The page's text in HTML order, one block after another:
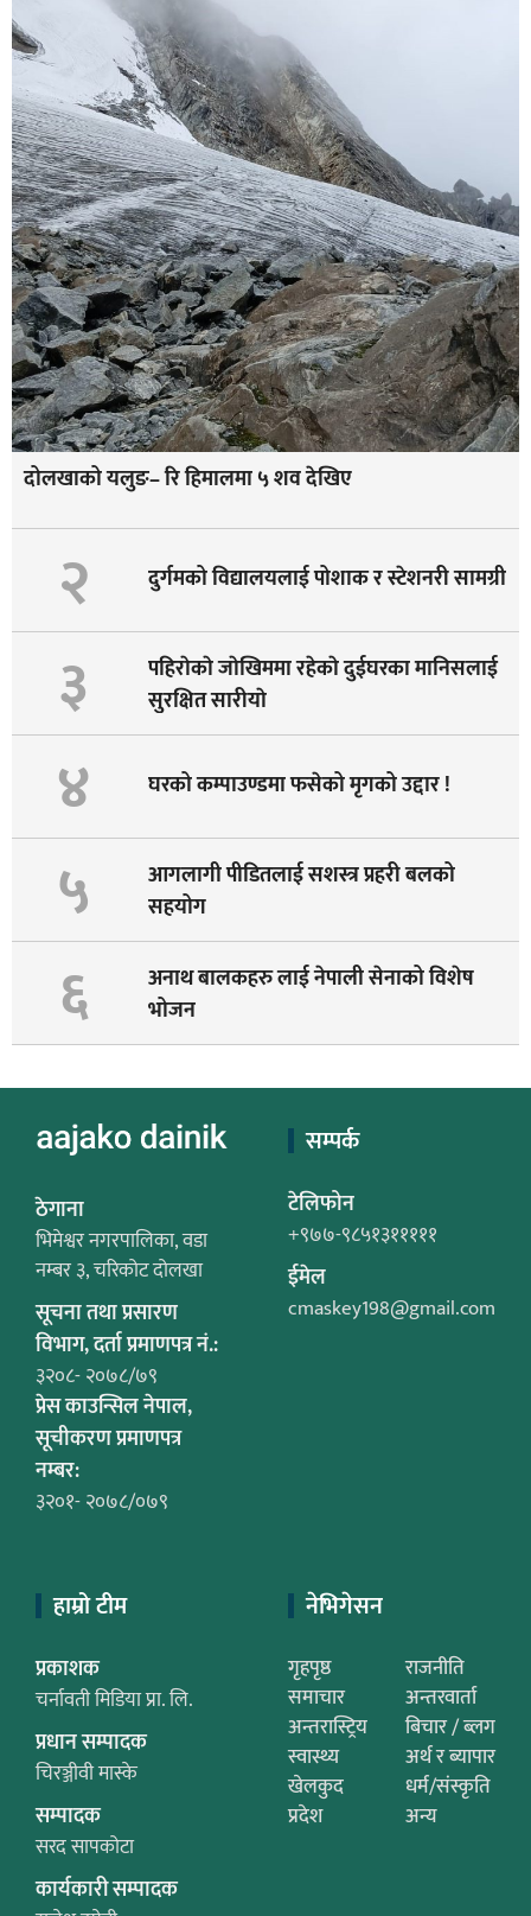
दोलखाको यलुङ– रि हिमालमा ५ शव देखिए
२ दुर्गमको विद्यालयलाई पोशाक र स्टेशनरी सामग्री
३
पहिराेकाे जाेखिममा रहेकाे दुईघरका मानिसलाई
सुरक्षित सारीयाे
४ घरको कम्पाउण्डमा फसेको मृगको उद्दार !
५
आगलागी पीडितलाई सशस्त्र प्रहरी बलको
सहयोग
६
अनाथ बालकहरु लाई नेपाली सेनाको विशेष
भोजन
ठेगाना
भिमेश्वर नगरपालिका, वडा
नम्बर ३, चरिकोट दोलखा
सूचना तथा प्रसारण
विभाग, दर्ता प्रमाणपत्र नं.:
३२०८- २०७८/७९
प्रेस काउन्सिल नेपाल,
सूचीकरण प्रमाणपत्र
नम्बर:
३२०१- २०७८/०७९
सम्पर्क
टेलिफोन
+९७७-९८५१३१११११
ईमेल
cmaskey198@gmail.com
हाम्रो टीम
प्रकाशक
चर्नावती मिडिया प्रा. लि.
प्रधान सम्पादक
चिरञ्जीवी मास्के
सम्पादक
सरद सापकोटा
कार्यकारी सम्पादक
नेभिगेसन
गृहपृष्ठ
राजनीति
समाचार
अन्तरवार्ता
अन्तरास्ट्रिय
बिचार / ब्लग
स्वास्थ्य
अर्थ र ब्यापार
खेलकुद
धर्म/संस्कृति
प्रदेश
अन्य